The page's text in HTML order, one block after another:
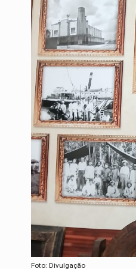
Foto: Divulgação